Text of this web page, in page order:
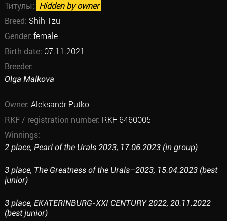
Титулы: Hidden by owner
Breed: Shih Tzu
Gender: female
Birth date: 07.11.2021
Breeder:
Olga Malkova
Owner: Aleksandr Putko
RKF / registration number: RKF 6460005
Winnings:
2 place, Pearl of the Urals 2023, 17.06.2023 (in group)
3 place, The Greatness of the Urals–2023, 15.04.2023 (best
junior)
3 place, EKATERINBURG-XXI CENTURY 2022, 20.11.2022
(best junior)